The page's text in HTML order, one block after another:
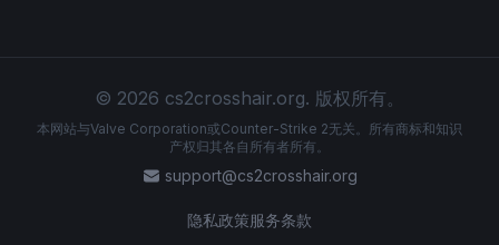
© 2026 cs2crosshair.org. 版权所有。
本网站与Valve Corporation或Counter-Strike 2无关。所有商标和知识
产权归其各自所有者所有。
support@cs2crosshair.org
隐私政策服务条款